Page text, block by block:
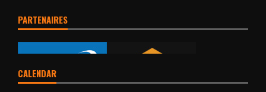
PARTENAIRES
CALENDAR